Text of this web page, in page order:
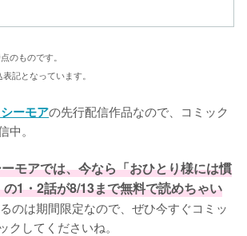
のものです。
記となっています。
ーモアの先行配信作品なので、コミック
。
モアでは、今なら「おひとり様には慣
1・2話が8/13まで無料で読めちゃい
のは期間限定なので、ぜひ今すぐコミッ
クしてくださいね。